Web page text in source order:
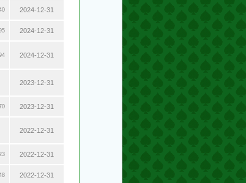
2024-12-31
2024-12-31
2024-12-31
2023-12-31
2023-12-31
2022-12-31
2022-12-31
2022-12-31